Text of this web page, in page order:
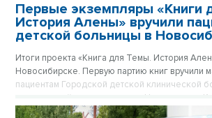
Первые экземпляры «Книги
История Алены» вручили
детской больницы в
Итоги проекта «Книга для Темы. История
Новосибирске. Первую партию книг вручили
пациентам Городской детской клинической
медицинской помощи, в канун Нового года.
историй поможет юным пациентам скрасить